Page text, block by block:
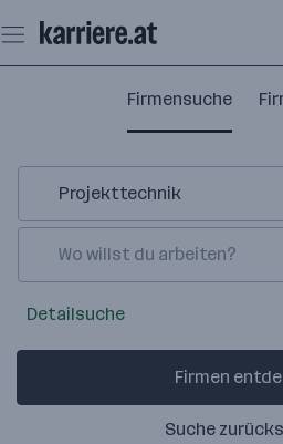
Seiteninhalt
springen
Firmensuche
Detailsuche
Firmen
Suche